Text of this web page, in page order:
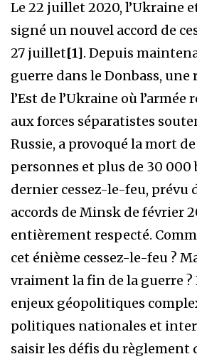
Le 22 juillet 2020, l’Ukraine
signé un nouvel accord de
27 juillet[1]. Depuis
guerre dans le Donbass, une
l’Est de l’Ukraine où
aux forces séparatistes
Russie, a provoqué la mort
personnes et plus de 30 000
dernier cessez-le-feu, prévu
accords de Minsk de février
entièrement respecté.
cet énième cessez-le-feu ?
vraiment la fin de la guerre ?
enjeux géopolitiques
politiques nationales et
saisir les défis du règlement